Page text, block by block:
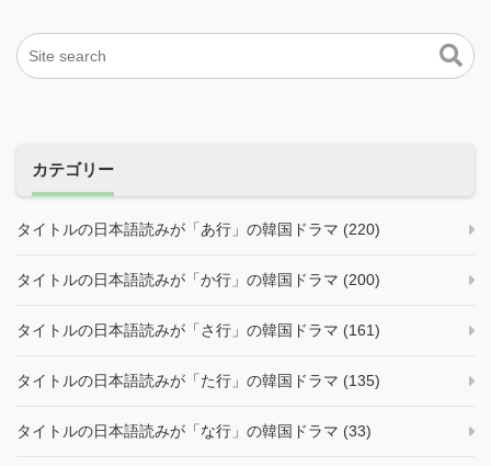
カテゴリー
タイトルの日本語読みが「あ行」の韓国ドラマ (220)
タイトルの日本語読みが「か行」の韓国ドラマ (200)
タイトルの日本語読みが「さ行」の韓国ドラマ (161)
タイトルの日本語読みが「た行」の韓国ドラマ (135)
タイトルの日本語読みが「な行」の韓国ドラマ (33)